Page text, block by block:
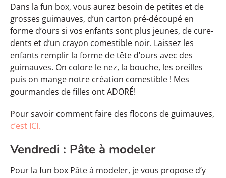
Dans la fun box, vous aurez besoin de petites et de
grosses guimauves, d’un carton pré-découpé en
forme d’ours si vos enfants sont plus jeunes, de cure-
dents et d’un crayon comestible noir. Laissez les
enfants remplir la forme de tête d’ours avec des
guimauves. On colore le nez, la bouche, les oreilles
puis on mange notre création comestible ! Mes
gourmandes de filles ont ADORÉ!
Pour savoir comment faire des flocons de guimauves,
c’est ICI.
Vendredi : Pâte à modeler
Pour la fun box Pâte à modeler, je vous propose d’y